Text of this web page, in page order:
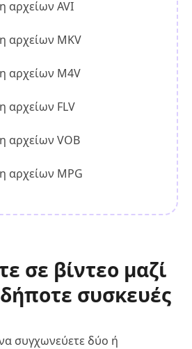
αρχείων AVI
αρχείων MKV
αρχείων M4V
αρχείων FLV
αρχείων VOB
αρχείων MPG
σε βίντεο μαζί
συσκευές
συγχωνεύετε δύο ή